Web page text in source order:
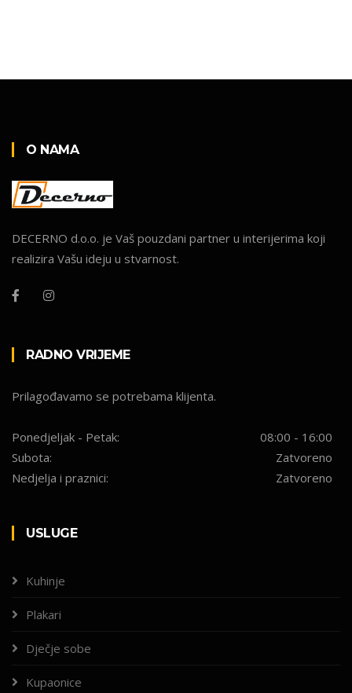
O NAMA
DECERNO d.o.o. je Vaš pouzdani partner u interijerima koji
realizira Vašu ideju u stvarnost.
RADNO VRIJEME
Prilagođavamo se potrebama klijenta.
Ponedjeljak - Petak:
08:00 - 16:00
Subota:
Zatvoreno
Nedjelja i praznici:
Zatvoreno
USLUGE
Kuhinje
Plakari
Dječje sobe
Kupaonice